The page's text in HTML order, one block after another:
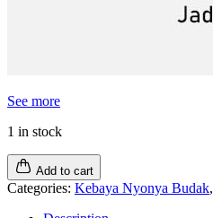
See more
1 in stock
Add to cart
Categories: Kebaya Nyonya Budak,